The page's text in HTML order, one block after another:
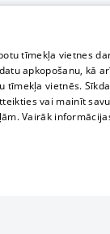
tīmekļa vietnes
apkopošanu, kā
vietnēs.
vai mainīt
Vairāk